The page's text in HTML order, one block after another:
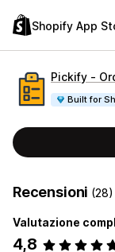
Shopify App
Pickify ‑
Built for
Recensioni (28)
Valutazione
4,8